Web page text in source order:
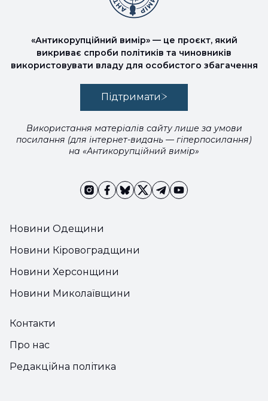
Новини Одещини
Новини Кіровоградщини
Новини Херсонщини
Новини Миколаївщини
«Антикорупційний вимір» — це проєкт, який
викриває спроби політиків та чиновників
використовувати владу для особистого збагачення
Підтримати
Використання матеріалів сайту лише за умови
посилання (для інтернет-видань — гіперпосилання)
на «Антикорупційний вимір»
Контакти
Про нас
Редакційна політика